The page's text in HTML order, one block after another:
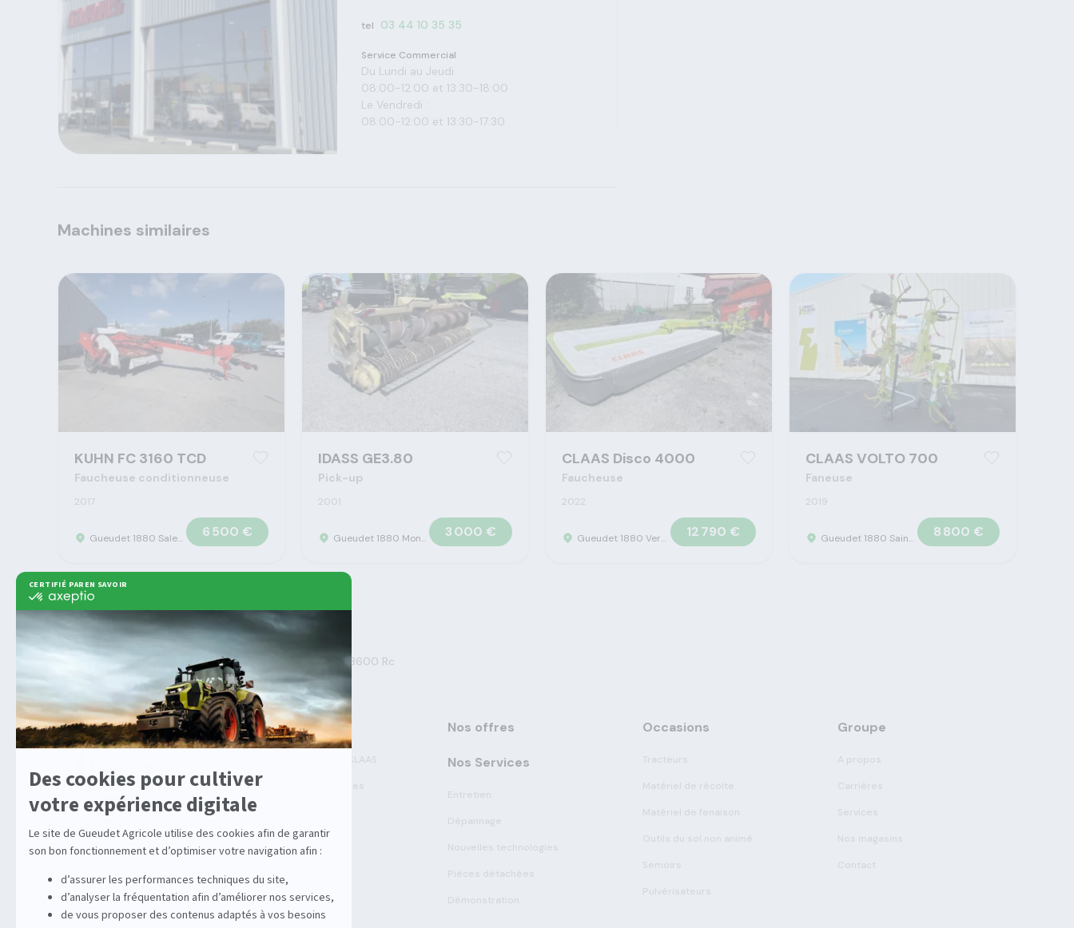
tel 03 44 10 35 35
Service Commercial
Du Lundi au Jeudi :
08:00-12:00 et 13:30-18:00
Le Vendredi :
08:00-12:00 et 13:30-17:30
Machines similaires
KUHN FC 3160 TCD
Faucheuse conditionneuse
2017
Gueudet 1880 Saleux - Concession Claas 6 500 €
IDASS GE3.80
Pick-up
2001
Gueudet 1880 Montigny-Lengrain - Concession Claas 3 000 €
CLAAS Disco 4000
Faucheuse
2022
Gueudet 1880 Vervins - Concession Claas 12 790 €
CLAAS VOLTO 700
Faneuse
2019
Gueudet 1880 Saint Omer - Concession Claas 8 800 €
Gueudet 1880 Machine agricole > > Disco 3600 Rc
Agricole
Solutions multimarques
Enrouleurs
Stations
Équipements
Nos offres
Nos Services
Occasions Groupe